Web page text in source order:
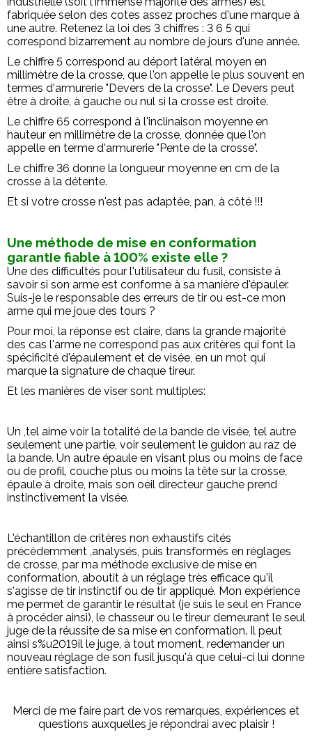
fabriquée selon des cotes assez proches d'une marque à
une autre. Retenez la loi des 3 chiffres : 3 6 5 qui
correspond bizarrement au nombre de jours d'une année.
Le chiffre 5 correspond au déport latéral moyen en
millimètre de la crosse, que l'on appelle le plus souvent en
termes d'armurerie "Devers de la crosse". Le Devers peut
être à droite, à gauche ou nul si la crosse est droite.
Le chiffre 65 correspond à l'inclinaison moyenne en
hauteur en millimètre de la crosse, donnée que l'on
appelle en terme d'armurerie "Pente de la crosse".
Le chiffre 36 donne la longueur moyenne en cm de la
crosse à la détente.
Et si votre crosse n'est pas adaptée, pan, à côté !!!
Une méthode de mise en conformation
garantIe fiable à 100% existe elle ?
Une des difficultés pour l'utilisateur du fusil, consiste à
savoir si son arme est conforme à sa manière d'épauler.
Suis-je le responsable des erreurs de tir ou est-ce mon
arme qui me joue des tours ?
Pour moi, la réponse est claire, dans la grande majorité
des cas l'arme ne correspond pas aux critères qui font la
spécificité d'épaulement et de visée, en un mot qui
marque la signature de chaque tireur.
Et les manières de viser sont multiples:
Un ,tel aime voir la totalité de la bande de visée, tel autre
seulement une partie, voir seulement le guidon au raz de
la bande. Un autre épaule en visant plus ou moins de face
ou de profil, couche plus ou moins la tête sur la crosse,
épaule à droite, mais son oeil directeur gauche prend
instinctivement la visée.
L'échantillon de critères non exhaustifs cités
précédemment ,analysés, puis transformés en réglages
de crosse, par ma méthode exclusive de mise en
conformation, aboutit à un réglage très efficace qu'il
s'agisse de tir instinctif ou de tir appliqué. Mon expérience
me permet de garantir le résultat (je suis le seul en France
à procéder ainsi), le chasseur ou le tireur demeurant le seul
juge de la réussite de sa mise en conformation. Il peut
ainsi s%u2019il le juge, à tout moment, redemander un
nouveau réglage de son fusil jusqu'à que celui-ci lui donne
entière satisfaction.
Merci de me faire part de vos remarques, expériences et
questions auxquelles je répondrai avec plaisir !